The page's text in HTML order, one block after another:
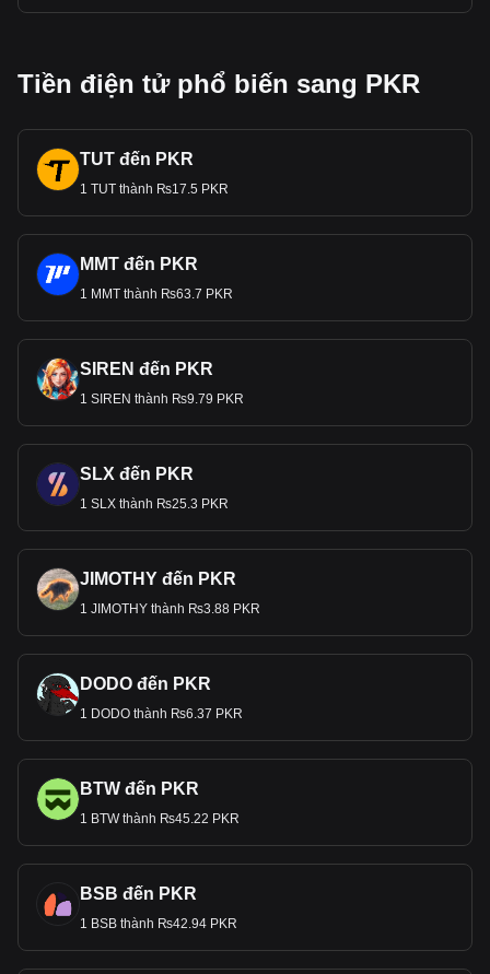
Tiền điện tử phổ biến sang PKR
TUT đến PKR
1 TUT thành ₨17.5 PKR
MMT đến PKR
1 MMT thành ₨63.7 PKR
SIREN đến PKR
1 SIREN thành ₨9.79 PKR
SLX đến PKR
1 SLX thành ₨25.3 PKR
JIMOTHY đến PKR
1 JIMOTHY thành ₨3.88 PKR
DODO đến PKR
1 DODO thành ₨6.37 PKR
BTW đến PKR
1 BTW thành ₨45.22 PKR
BSB đến PKR
1 BSB thành ₨42.94 PKR